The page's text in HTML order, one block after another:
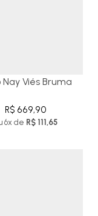
Nay Viés Bruma
R$ 669,90
6x de R$ 111,65